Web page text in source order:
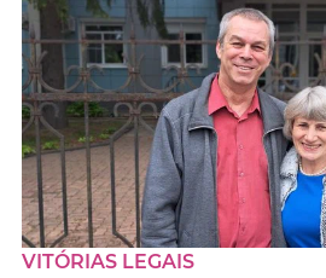
VITÓRIAS LEGAIS